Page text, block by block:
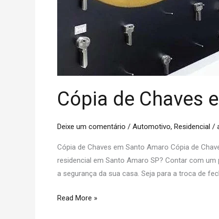
Cópia de Chaves
Deixe um comentário / Automotivo, Residencial /
Cópia de Chaves em Santo Amaro Cópia de
residencial em Santo Amaro SP? Contar com
a segurança da sua casa. Seja para a troca de
Read More »